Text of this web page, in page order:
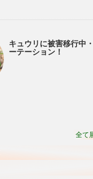
キュウリに被害移行中
ーテーション！
全て